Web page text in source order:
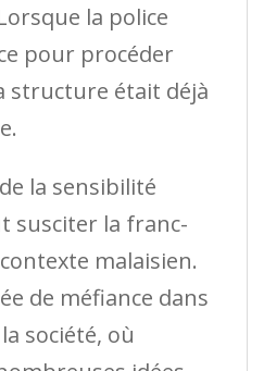
la police
pour procéder
structure était déjà
la sensibilité
susciter la franc-
malaisien.
de méfiance dans
société, où